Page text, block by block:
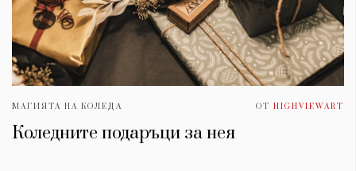
МАГИЯТА НА КОЛЕДА ОТ HIGHVIEWART
Коледните подаръци за нея